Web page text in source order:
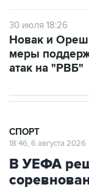
30 июля 18:26
Новак и
меры
атак на "РВБ"
СПОРТ
18:46, 6 августа 2026
В УЕФА